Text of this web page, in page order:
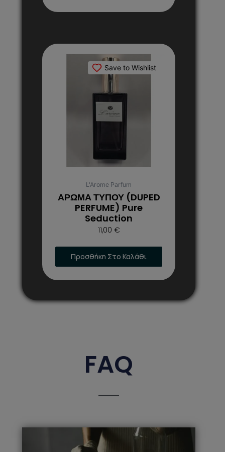
Save to Wishlist
L'Arome Parfum
ΑΡΩΜΑ ΤΥΠΟΥ (DUPED
PERFUME) Pure
Seduction
11,00 €
Προσθήκη Στο Καλάθι
το
προϊόν
έχει
παραλλαγές.
Οι
να
επιλεγούν
στη
σελίδα
του
προϊόντος
FAQ